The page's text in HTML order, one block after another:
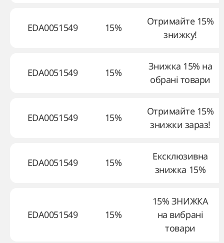
EDA0051549 15%
Отримайте 15%
знижку!
EDA0051549 15%
Знижка 15% на
обрані товари
EDA0051549 15%
Отримайте 15%
знижки зараз!
EDA0051549 15%
Ексклюзивна
знижка 15%
EDA0051549 15%
15% ЗНИЖКА
на вибрані
товари